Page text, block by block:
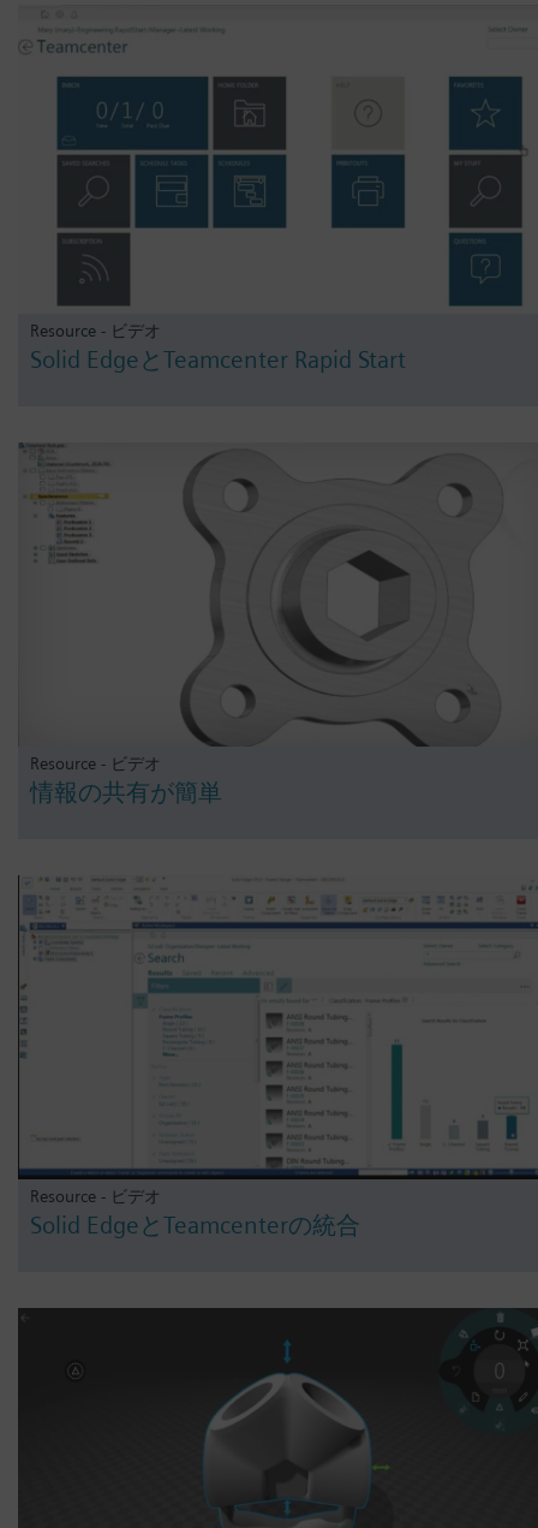
Resource - ビデオ
Solid EdgeとTeamcenter Rapid Start
Resource - ビデオ
情報の共有が簡単
Resource - ビデオ
Solid EdgeとTeamcenterの統合